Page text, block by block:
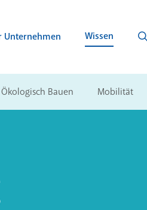
Unternehmen Wissen
Ökologisch Bauen Mobilität